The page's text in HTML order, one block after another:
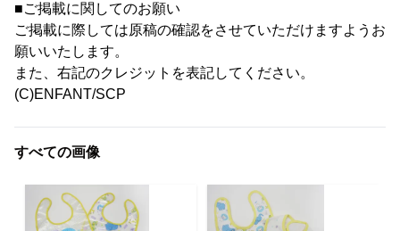
■ご掲載に関してのお願い
ご掲載に際しては原稿の確認をさせていただけますようお
願いいたします。
また、右記のクレジットを表記してください。
(C)ENFANT/SCP
すべての画像